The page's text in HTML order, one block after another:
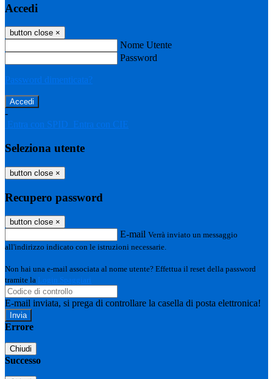
Accedi
button close ×
Nome Utente
Password
Password dimenticata?
-
Entra con SPID
Entra con CIE
Seleziona utente
button close ×
Recupero password
button close ×
E-mail Verrà inviato un messaggio
all'indirizzo indicato con le istruzioni necessarie.
Non hai una e-mail associata al nome utente? Effettua il reset della password
tramite la Login Spaggiari
E-mail inviata, si prega di controllare la casella di posta elettronica!
Errore
Chiudi
Successo